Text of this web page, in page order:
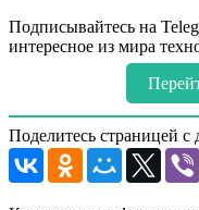
Подписывайтесь на
интересное из мира
Поделитесь страницей с